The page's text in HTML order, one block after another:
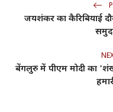
जयशंकर का कैरिबियाई
बेंगलुरु में पीएम मोदी का